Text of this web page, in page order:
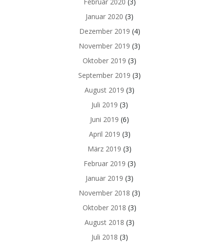
Januar 2020 (3)
Dezember 2019 (4)
November 2019 (3)
Oktober 2019 (3)
September 2019 (3)
August 2019 (3)
Juli 2019 (3)
Juni 2019 (6)
April 2019 (3)
März 2019 (3)
Februar 2019 (3)
Januar 2019 (3)
November 2018 (3)
Oktober 2018 (3)
August 2018 (3)
Juli 2018 (3)